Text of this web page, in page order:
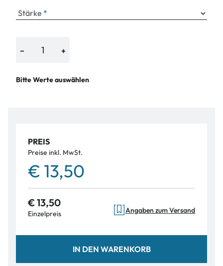
Stärke
− +
Bitte Werte auswählen
PREIS
Preise inkl. MwSt.
€ 13,50
€ 13,50
Einzelpreis Angaben zum Versand
IN DEN WARENKORB